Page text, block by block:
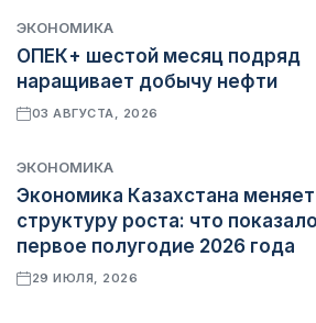
ЭКОНОМИКА
ОПЕК+ шестой месяц подряд
наращивает добычу нефти
03 АВГУСТА, 2026
ЭКОНОМИКА
Экономика Казахстана меняет
структуру роста: что показало
первое полугодие 2026 года
29 ИЮЛЯ, 2026